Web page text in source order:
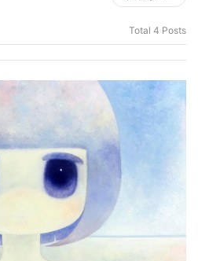
Total 4 Posts